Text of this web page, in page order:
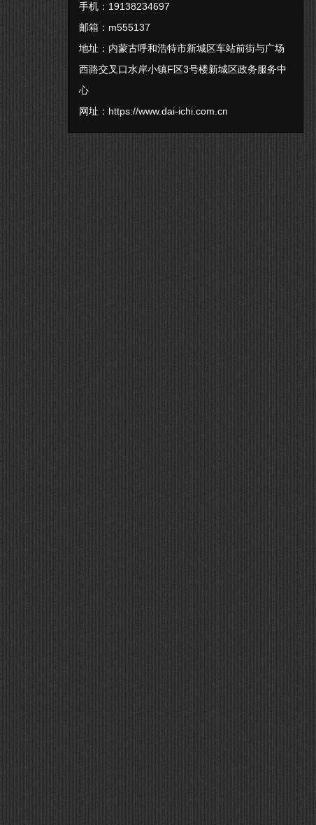
手机：19138234697
邮箱：m555137
地址：内蒙古呼和浩特市新城区车站前街与广场
西路交叉口水岸小镇F区3号楼新城区政务服务中
心
网址： https://www.dai-ichi.com.cn